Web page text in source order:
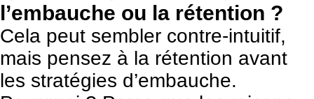
l’embauche ou la rétention ?
Cela peut sembler contre-intuitif,
mais pensez à la rétention avant
les stratégies d’embauche.